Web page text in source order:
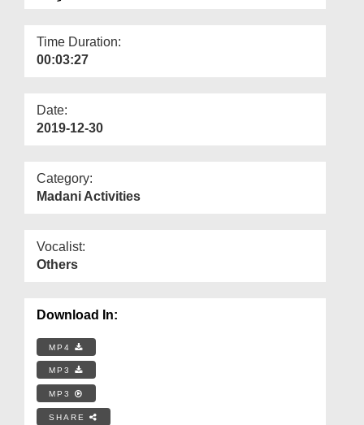
Time Duration:
00:03:27
Date:
2019-12-30
Category:
Madani Activities
Vocalist:
Others
Download In:
MP4
MP3
MP3
SHARE